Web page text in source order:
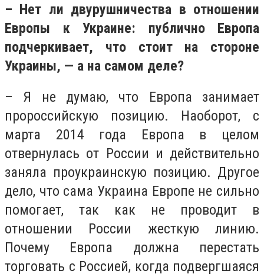
– Нет ли двурушничества в отношении
Европы к Украине: публично Европа
подчеркивает, что стоит на стороне
Украины, — а на самом деле?
– Я не думаю, что Европа занимает
пророссийскую позицию. Наоборот, с
марта 2014 года Европа в целом
отвернулась от России и действительно
заняла проукраинскую позицию. Другое
дело, что сама Украина Европе не сильно
помогает, так как не проводит в
отношении России жесткую линию.
Почему Европа должна перестать
торговать с Россией, когда подвергшаяся